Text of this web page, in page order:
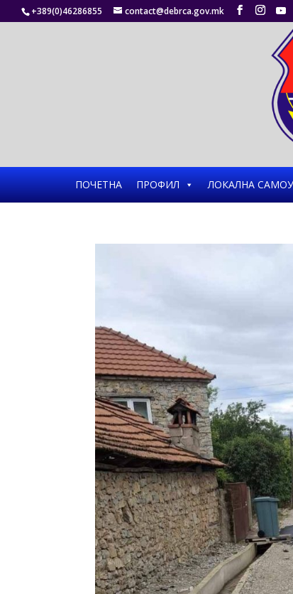
+389(0)46286855 contact@debrca.gov.mk
ПОЧЕТНА ПРОФИЛ ЛОКАЛНА